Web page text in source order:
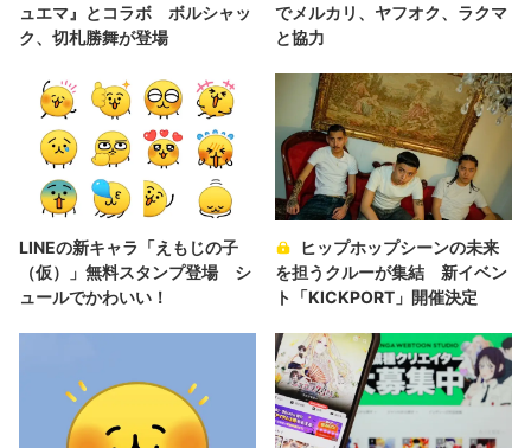
ュエマ』とコラボ ボルシャッ
ク、切札勝舞が登場
でメルカリ、ヤフオク、ラクマ
と協力
LINEの新キャラ「えもじの子
（仮）」無料スタンプ登場 シ
ュールでかわいい！
ヒップホップシーンの未来
を担うクルーが集結 新イベン
ト「KICKPORT」開催決定